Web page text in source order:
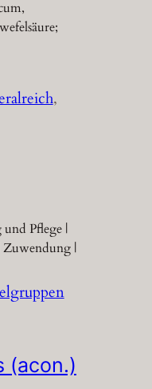
Pflege |
|
(acon.)